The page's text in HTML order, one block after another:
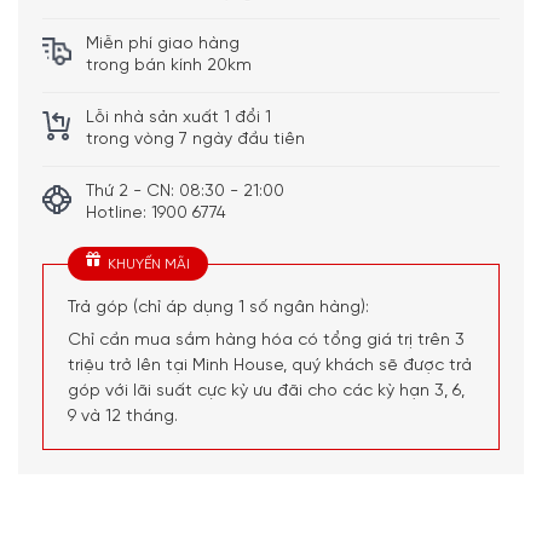
Tiện ích
– Vòi rót đôi có thể điều
chỉnh độ cao 7,5 – 14,5
cm
bằng gốm chống mài
mòn
SelfCleaning
– Pha hai tách cùng lúc
OneTouch DoubleCup
– Thông báo nhắc nhở
tẩy cặn
– Tự động làm sạch hệ
thống đánh sữa bằng hơi
nước
– Bộ ủ cà phê, vòi đánh
sữa, khay hứng nước và
ngăn chứa bã có thể
tháo rời và vệ sinh bằng
Miễn phí giao hàng
trong bán kính 20km
Lỗi nhà sản xuất 1 đổi 1
trong vòng 7 ngày đầu tiên
Thứ 2 - CN: 08:30 - 21:00
Hotline: 1900 6774
KHUYẾN MÃI
Trả góp (chỉ áp dụng 1 số ngân hàng):
Chỉ cần mua sắm hàng hóa có tổng giá trị trên 3
triệu trở lên tại Minh House, quý khách sẽ được trả
góp với lãi suất cực kỳ ưu đãi cho các kỳ hạn 3, 6,
9 và 12 tháng.